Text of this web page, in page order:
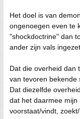
Het doel is van
ongenoegen even te
"shockdoctrine" dan
ander zijn vals
Dat die overheid dan
van tevoren bekende
Dat diezelfde
dat het daarmee
voorstaat/vindt,